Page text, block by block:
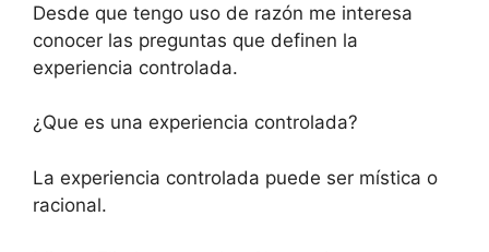
Desde que tengo uso de razón me interesa
conocer las preguntas que definen la
experiencia controlada.
¿Que es una experiencia controlada?
La experiencia controlada puede ser mística o
racional.